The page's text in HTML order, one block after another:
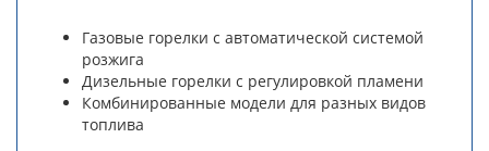
Газовые горелки с автоматической системой
розжига
Дизельные горелки с регулировкой пламени
Комбинированные модели для разных видов
топлива